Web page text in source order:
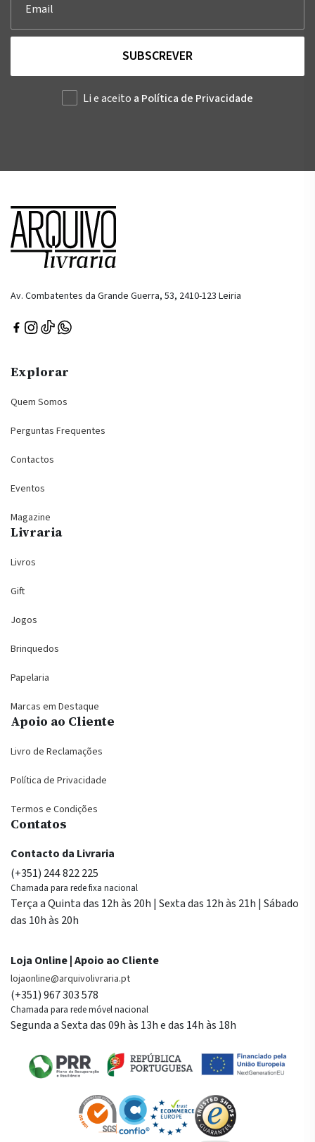
SUBSCREVER
Li e aceito a Política de Privacidade
Av. Combatentes da Grande Guerra, 53, 2410-123 Leiria
Explorar
Quem Somos
Perguntas Frequentes
Contactos
Eventos
Magazine
Livraria
Livros
Gift
Jogos
Brinquedos
Papelaria
Marcas em Destaque
Apoio ao Cliente
Livro de Reclamações
Política de Privacidade
Termos e Condições
Contatos
Contacto da Livraria
(+351) 244 822 225
Chamada para rede fixa nacional
Terça a Quinta das 12h às 20h | Sexta das 12h às 21h | Sábado
das 10h às 20h
Loja Online | Apoio ao Cliente
lojaonline@arquivolivraria.pt
(+351) 967 303 578
Chamada para rede móvel nacional
Segunda a Sexta das 09h às 13h e das 14h às 18h